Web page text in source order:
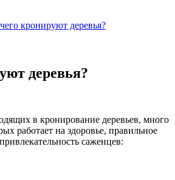
деревья?
в кронирование деревьев, много
работает на здоровье, правильное
саженцев: